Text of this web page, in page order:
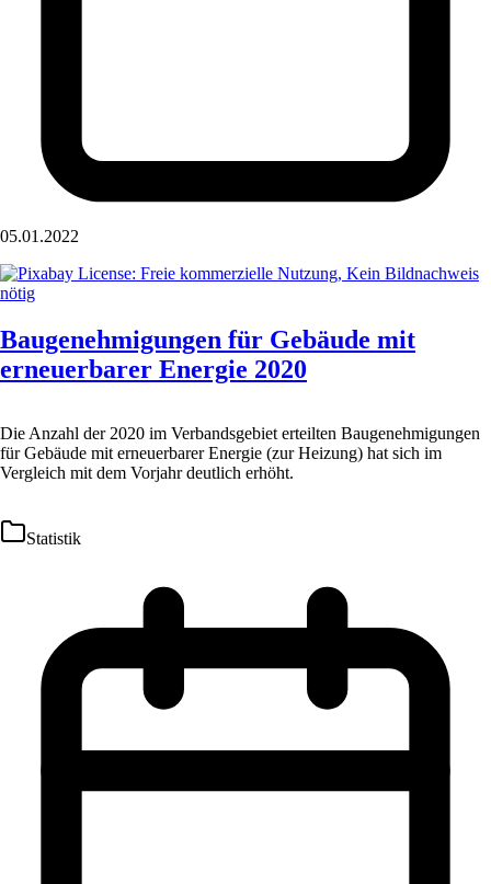
05.01.2022
Baugenehmigungen für Gebäude mit
erneuerbarer Energie 2020
Die Anzahl der 2020 im Verbandsgebiet erteilten Baugenehmigungen
für Gebäude mit erneuerbarer Energie (zur Heizung) hat sich im
Vergleich mit dem Vorjahr deutlich erhöht.
Statistik